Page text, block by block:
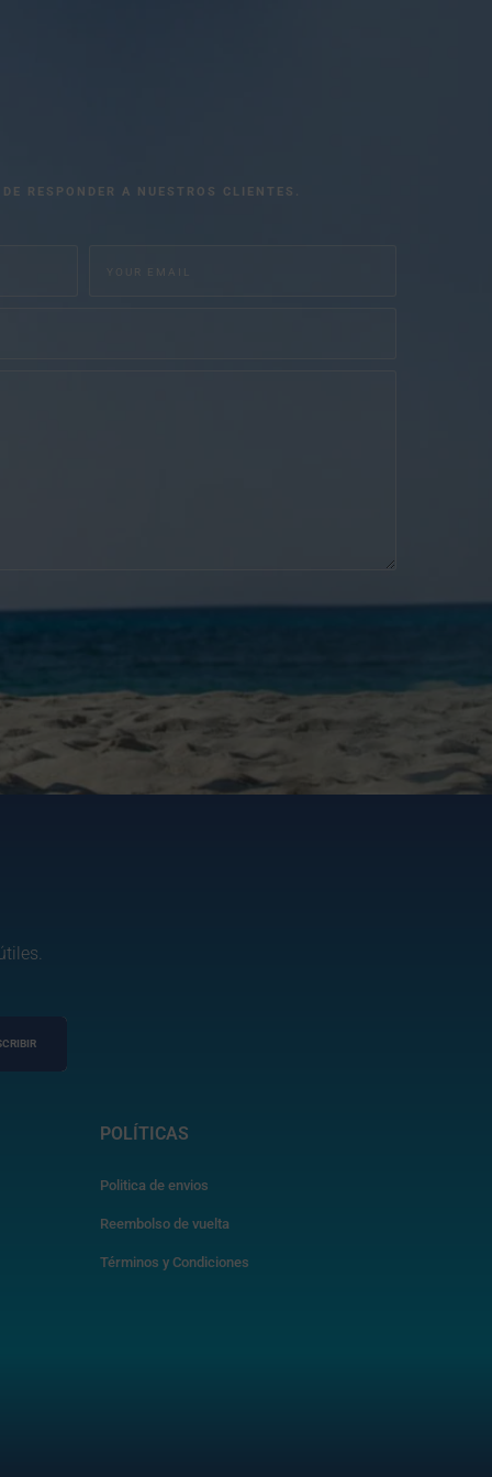
RESPONDER A NUESTROS CLIENTES.
POLÍTICAS
Politica de envios
Reembolso de vuelta
Términos y Condiciones